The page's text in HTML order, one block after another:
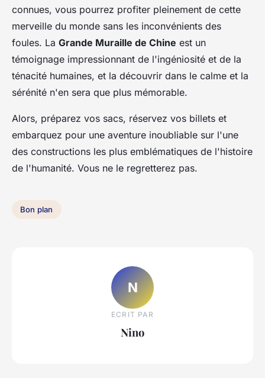
connues, vous pourrez profiter pleinement de cette
merveille du monde sans les inconvénients des
foules. La Grande Muraille de Chine est un
témoignage impressionnant de l'ingéniosité et de la
ténacité humaines, et la découvrir dans le calme et la
sérénité n'en sera que plus mémorable.
Alors, préparez vos sacs, réservez vos billets et
embarquez pour une aventure inoubliable sur l'une
des constructions les plus emblématiques de l'histoire
de l'humanité. Vous ne le regretterez pas.
Bon plan
N
ECRIT PAR
Nino